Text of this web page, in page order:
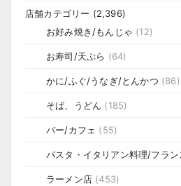
店舗カテゴリー (2,396)
お好み焼き/もんじゃ (12)
お寿司/天ぷら (64)
かに/ふぐ/うなぎ/とんかつ (86)
そば、うどん (185)
バー/カフェ (55)
パスタ・イタリアン料理/フラン
ラーメン店 (453)